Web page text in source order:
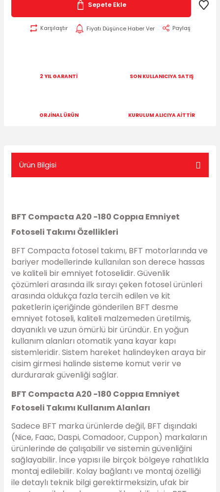
Sepete Ekle
Karşılaştır Fiyatı Düşünce Haber Ver Paylaş
2 YIL GARANTİ SON KULLANICIYA SATIŞ
ORJİNAL ÜRÜN KURULUM ALICIYA AİTTİR
Ürün Bilgisi
BFT Compacta A20 -180 Coppıa Emniyet
Fotoseli Takımı Özellikleri
BFT Compacta fotosel takımı, BFT motorlarında ve
bariyer modellerinde kullanılan son derece hassas
ve kaliteli bir emniyet fotoselidir. Güvenlik
çözümleri arasında ilk sırayı çeken fotosel ürünleri
arasında oldukça fazla tercih edilen ve kit
paketlerin içeriğinde gönderilen BFT desme
emniyet fotoseli, kaliteli malzemeden üretilmiş,
dayanıklı ve uzun ömürlü bir üründür. En yoğun
kullanım alanları otomatik yana kayar kapı
sistemleridir. Sistem hareket halindeyken araya bir
cisim girmesi halinde sisteme komut verir ve
durdurarak güvenliği sağlar.
BFT Compacta A20 -180 Coppıa Emniyet
Fotoseli Takımı Kullanım Alanları
Sadece BFT marka ürünlerde değil, BFT dışındaki
(Nice, Faac, Daspi, Comadoor, Cuppon) markaların
ürünlerinde de çalışabilir ve sistemin güvenliğini
sağlayabilir. İnce yapısı ile birçok bölgeye rahatlıkla
montaj edilebilir. Kolay bağlantı ve montaj özelliği
ile detaylı teknik bilgi gerektirmeksizin, ufak bir